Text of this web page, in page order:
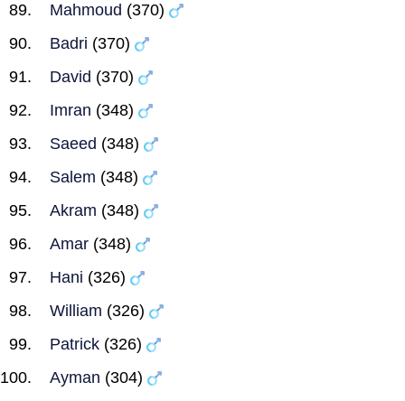
Mahmoud (370)
Badri (370)
David (370)
Imran (348)
Saeed (348)
Salem (348)
Akram (348)
Amar (348)
Hani (326)
William (326)
Patrick (326)
Ayman (304)